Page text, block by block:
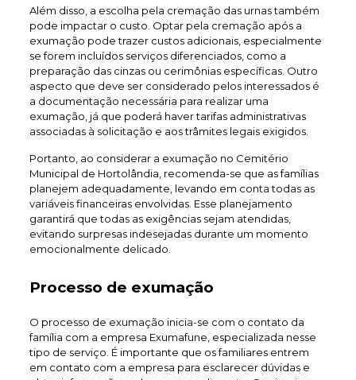
Além disso, a escolha pela cremação das urnas também
pode impactar o custo. Optar pela cremação após a
exumação pode trazer custos adicionais, especialmente
se forem incluídos serviços diferenciados, como a
preparação das cinzas ou cerimônias específicas. Outro
aspecto que deve ser considerado pelos interessados é
a documentação necessária para realizar uma
exumação, já que poderá haver tarifas administrativas
associadas à solicitação e aos trâmites legais exigidos.
Portanto, ao considerar a exumação no Cemitério
Municipal de Hortolândia, recomenda-se que as famílias
planejem adequadamente, levando em conta todas as
variáveis financeiras envolvidas. Esse planejamento
garantirá que todas as exigências sejam atendidas,
evitando surpresas indesejadas durante um momento
emocionalmente delicado.
Processo de exumação
O processo de exumação inicia-se com o contato da
família com a empresa Exumafune, especializada nesse
tipo de serviço. É importante que os familiares entrem
em contato com a empresa para esclarecer dúvidas e